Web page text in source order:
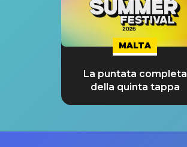
MALTA
La puntata completa
della quinta tappa